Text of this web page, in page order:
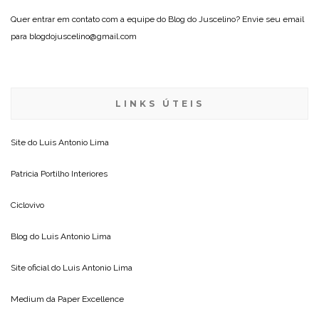
Quer entrar em contato com a equipe do Blog do Juscelino? Envie seu email
para blogdojuscelino@gmail.com
LINKS ÚTEIS
Site do Luis Antonio Lima
Patricia Portilho Interiores
Ciclovivo
Blog do Luis Antonio Lima
Site oficial do Luis Antonio Lima
Medium da Paper Excellence